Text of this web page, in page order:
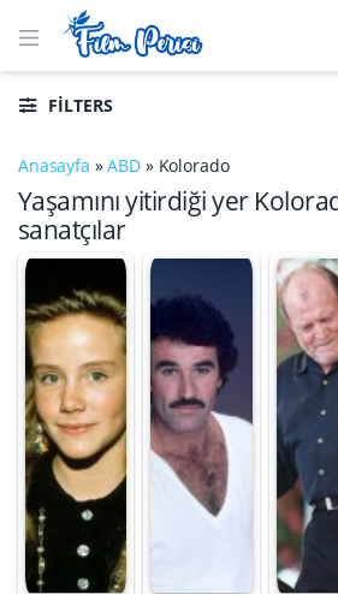
FILTERS
Anasayfa »ABD » Kolorado
Yaşamını yitirdiği yer
sanatçılar